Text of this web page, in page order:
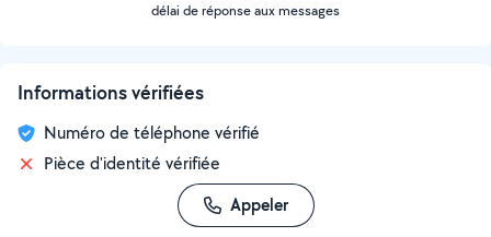
délai de réponse aux messages
Informations vérifiées
Numéro de téléphone vérifié
Pièce d'identité vérifiée
Appeler